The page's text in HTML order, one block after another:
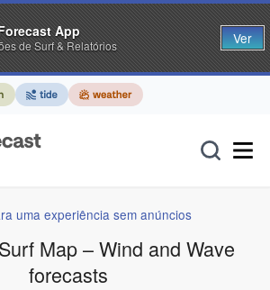
uma experiência sem anúncios
Map – Wind and Wave
forecasts
App
de Surf & Relatórios Ver